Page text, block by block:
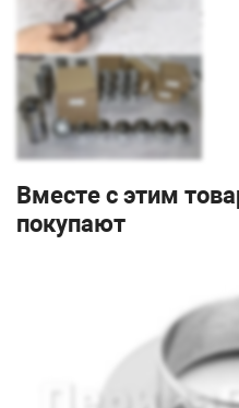
Вместе с этим
покупают